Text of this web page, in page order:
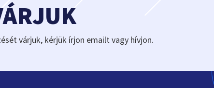
várjuk, kérjük írjon emailt vagy hívjon.